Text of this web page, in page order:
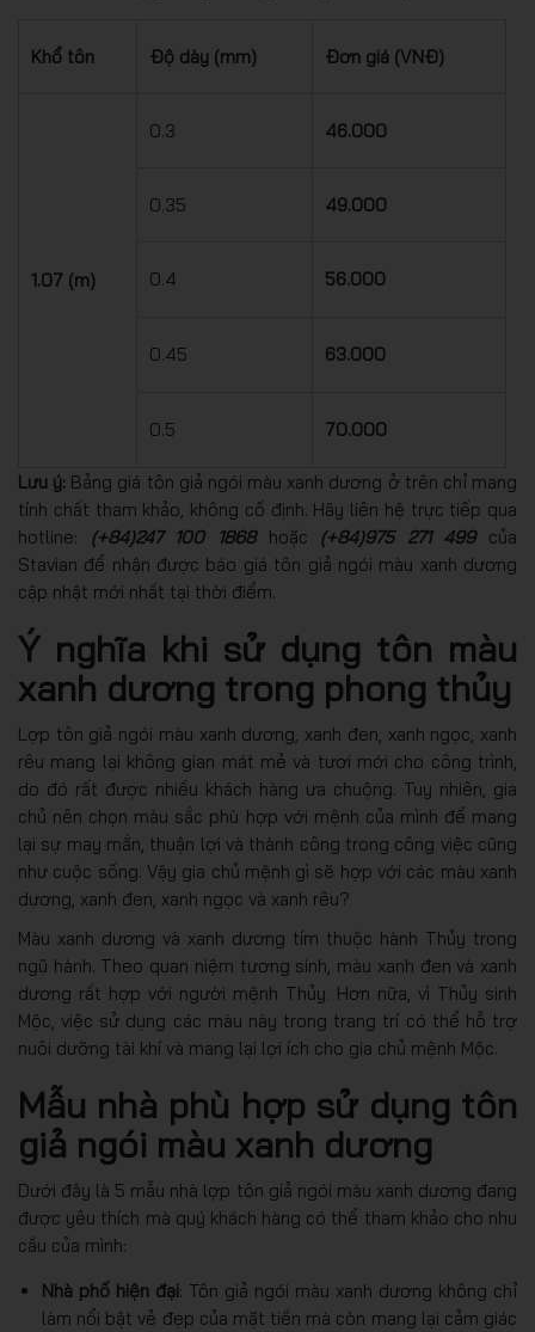
Khổ tôn Độ dày (mm) Đơn giá (VNĐ)
1.07 (m)
0.3 46.000
0.35 49.000
0.4 56.000
0.45 63.000
0.5 70.000
Lưu ý: Bảng giá tôn giả ngói màu xanh dương ở trên chỉ mang
tính chất tham khảo, không cố định. Hãy liên hệ trực tiếp qua
hotline: (+84)247 100 1868hoặc (+84)975 271 499
của
Stavian để nhận được báo giá tôn giả ngói màu xanh dương
cập nhật mới nhất tại thời điểm.
Ý nghĩa khi sử dụng tôn màu
xanh dương trong phong thủy
Lợp tôn giả ngói màu xanh dương, xanh đen, xanh ngọc, xanh
rêu mang lại không gian mát mẻ và tươi mới cho công trình,
do đó rất được nhiều khách hàng ưa chuộng. Tuy nhiên, gia
chủ nên chọn màu sắc phù hợp với mệnh của mình để mang
lại sự may mắn, thuận lợi và thành công trong công việc cũng
như cuộc sống. Vậy gia chủ mệnh gì sẽ hợp với các màu xanh
dương, xanh đen, xanh ngọc và xanh rêu?
Màu xanh dương và xanh dương tím thuộc hành Thủy trong
ngũ hành. Theo quan niệm tương sinh, màu xanh đen và xanh
dương rất hợp với người mệnh Thủy. Hơn nữa, vì Thủy sinh
Mộc, việc sử dụng các màu này trong trang trí có thể hỗ trợ
nuôi dưỡng tài khí và mang lại lợi ích cho gia chủ mệnh Mộc.
Mẫu nhà phù hợp sử dụng tôn
giả ngói màu xanh dương
Dưới đây là 5 mẫu nhà lợp tôn giả ngói màu xanh dương đang
được yêu thích mà quý khách hàng có thể tham khảo cho nhu
cầu của mình:
Nhà phố hiện đại: Tôn giả ngói màu xanh dương không chỉ
làm nổi bật vẻ đẹp của mặt tiền mà còn mang lại cảm giác